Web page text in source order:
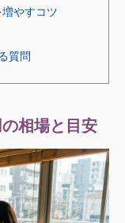
やすコツ
質問
相場と目安